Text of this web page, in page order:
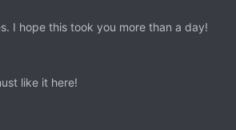
I hope this took you more than a day!
like it here!